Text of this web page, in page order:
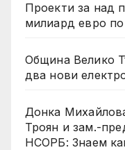
Проекти за над
милиард евро
Община Велико
два нови
Донка
Троян и зам.-
НСОРБ: Знаем